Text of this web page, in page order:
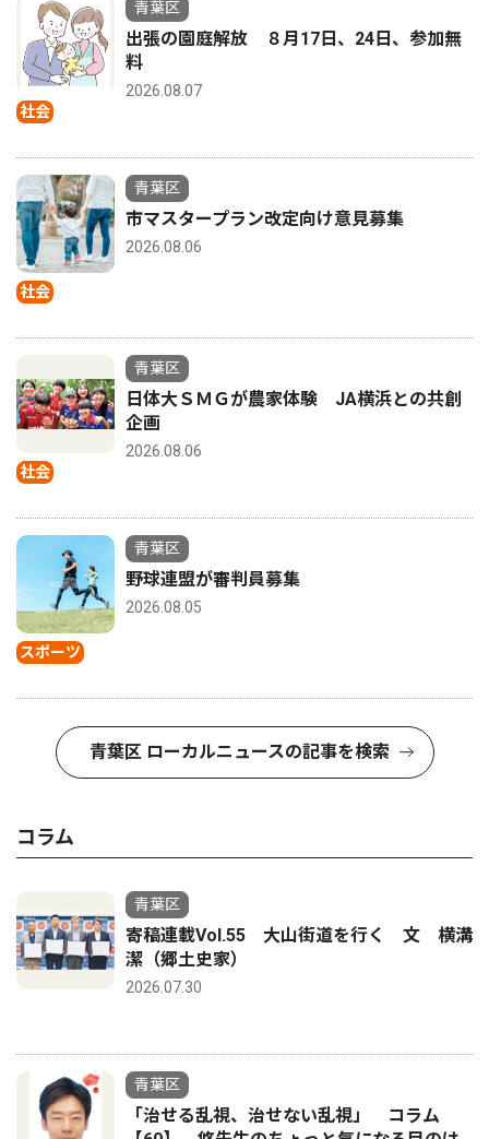
社会
青葉区
出張の園庭解放 ８月17日、24日、参加無
料
2026.08.07
社会
青葉区
市マスタープラン改定向け意見募集
2026.08.06
社会
青葉区
日体大ＳＭＧが農家体験 JA横浜との共創
企画
2026.08.06
スポーツ
青葉区
野球連盟が審判員募集
2026.08.05
青葉区 ローカルニュースの記事を検索
コラム
青葉区
寄稿連載Vol.55 大山街道を行く 文 横溝
潔（郷土史家）
2026.07.30
青葉区
「治せる乱視、治せない乱視」 コラム